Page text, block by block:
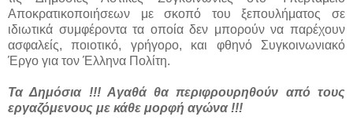
Αποκρατικοποιήσεων με σκοπό του ξεπουλήματος σε
ιδιωτικά συμφέροντα τα οποία δεν μπορούν να παρέχουν
ασφαλείς, ποιοτικό, γρήγορο, και φθηνό Συγκοινωνιακό
Έργο για τον Έλληνα Πολίτη.
Τα Δημόσια !!! Αγαθά θα περιφρουρηθούν από τους
εργαζόμενους με κάθε μορφή αγώνα !!!